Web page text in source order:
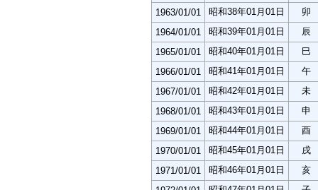
1963/01/01
昭和38年01月01日
卯
1964/01/01
昭和39年01月01日
辰
1965/01/01
昭和40年01月01日
巳
1966/01/01
昭和41年01月01日
午
1967/01/01
昭和42年01月01日
未
1968/01/01
昭和43年01月01日
申
1969/01/01
昭和44年01月01日
酉
1970/01/01
昭和45年01月01日
戌
1971/01/01
昭和46年01月01日
亥